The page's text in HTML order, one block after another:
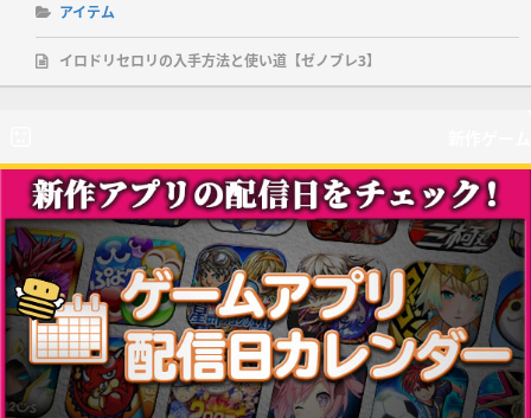
アイテム
イロドリセロリの入手方法と使い道【ゼノブレ3】